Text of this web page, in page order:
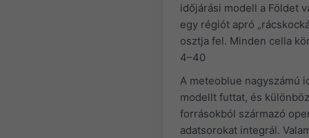
időjárási modell a Földet
egy régiót apró
osztja fel. Minden cella
4–40
A meteoblue nagyszámú
modellt futtat, és
forrásokból származó
adatsorokat integrál.